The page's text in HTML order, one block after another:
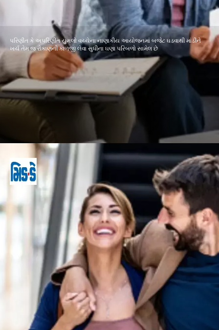
પરિણીત કે અપરિણીત યુગલો વચ્ચેના નાણાકીય આયોજનમાં બજેટ ઘડવાથી માંડીને
ખર્ચ તેમ જ રોકાણની કાળજી લેવા સુધીના ઘણા પરિબળો સામેલ છે